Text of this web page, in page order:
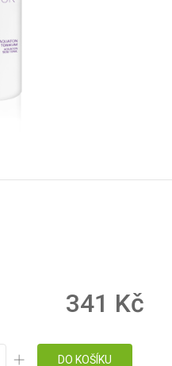
341 Kč
DO KOŠÍKU